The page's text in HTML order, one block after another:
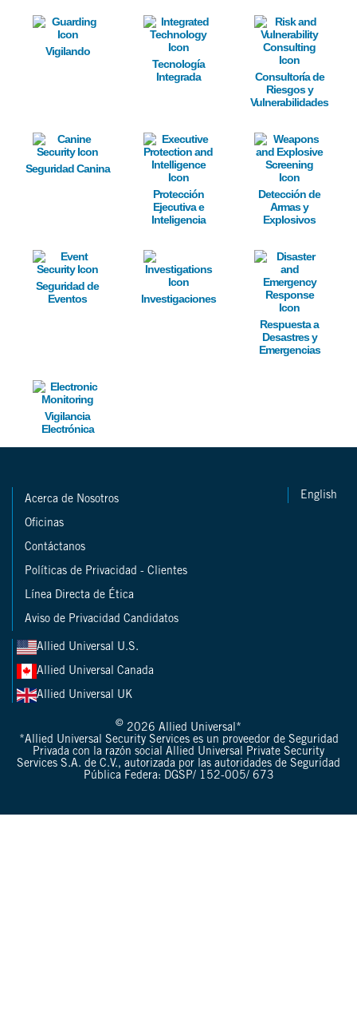
Image
Vigilando
Image
Tecnología
Integrada
Image
Consultoría de
Riesgos y
Vulnerabilidades
Image
Seguridad Canina
Image
Protección
Ejecutiva e
Inteligencia
Image
Detección de
Armas y
Explosivos
Image
Seguridad de
Eventos
Image
Investigaciones
Image
Respuesta a
Desastres y
Emergencias
Image
Vigilancia
Electrónica
English
Acerca de Nosotros
Oficinas
Contáctanos
Políticas de Privacidad - Clientes
Línea Directa de Ética
Aviso de Privacidad Candidatos
Allied Universal U.S.
Allied Universal Canada
Allied Universal UK
© 2026 Allied Universal*
*Allied Universal Security Services es un proveedor de Seguridad
Privada con la razón social Allied Universal Private Security
Services S.A. de C.V., autorizada por las autoridades de Seguridad
Pública Federa: DGSP/ 152-005/ 673